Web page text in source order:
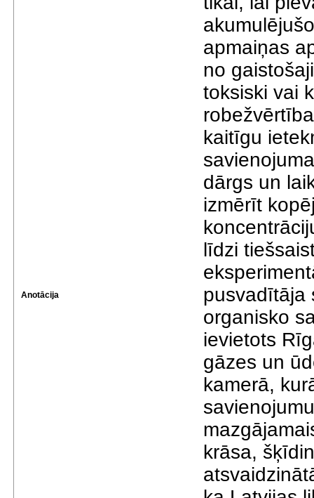
Anotācija
apmaiņas
no
toksiski vai
kaitīgu
dārgs un
izmērīt
līdzi
pusvadītāja
organisko
ievietots
gāzes un
kamerā,
krāsa,